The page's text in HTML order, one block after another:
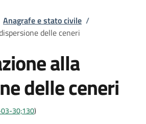
Anagrafe e stato civile /
delle ceneri
alla
delle ceneri
03-30;130)